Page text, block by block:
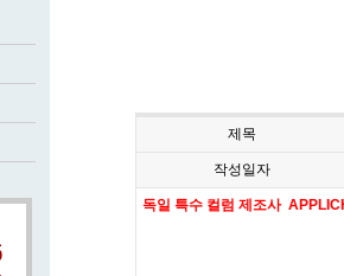
제목
작성일자
독일 특수 컬럼 제조사